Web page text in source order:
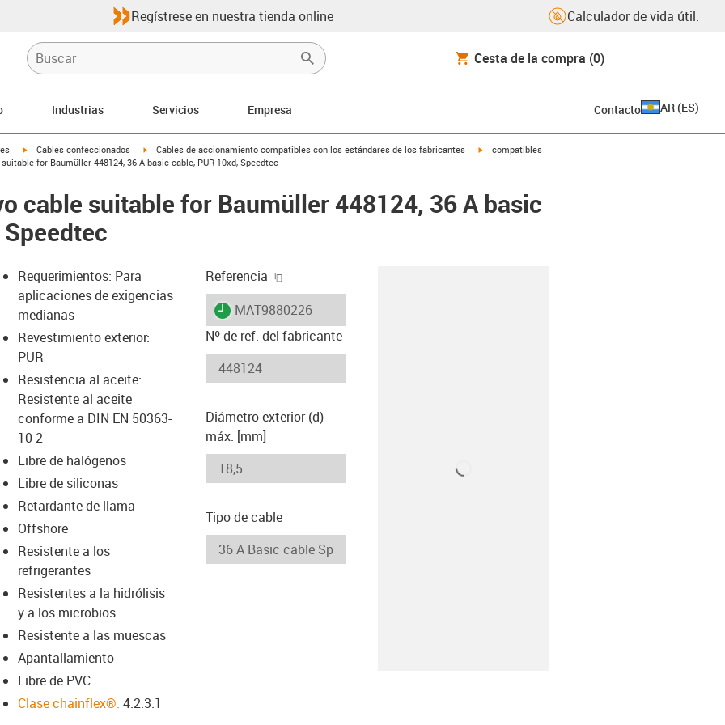
Regístrese en nuestra tienda online Calculador de vida útil.
Cesta de la compra (0)
Industrias Servicios Empresa Contacto AR (ES)
igus-icon-arrow-right
Cables confeccionados igus-icon-arrow-right
Cables de accionamiento compatibles con los estándares de los fabricantes igus-icon-arrow-right
compatibles
for Baumüller 448124, 36 A basic cable, PUR 10xd, Speedtec
cable suitable for Baumüller 448124, 36 A basic
icon-lupe
icon-lupe
Requerimientos: Para
aplicaciones de exigencias
medianas
Revestimiento exterior:
PUR
Resistencia al aceite:
Resistente al aceite
conforme a DIN EN 50363-
10-2
Libre de halógenos
Libre de siliconas
Retardante de llama
Offshore
Resistente a los
refrigerantes
Resistentes a la hidrólisis
y a los microbios
Resistente a las muescas
Apantallamiento
Libre de PVC
Clase chainflex®: 4.2.3.1
Referencia
igus-icon-lieferzeit
MAT9880226
Nº de ref. del fabricante
Diámetro exterior (d)
máx. [mm]
Tipo de cable